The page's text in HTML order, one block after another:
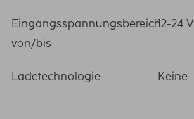
Eingangsspannungsbereich
von/bis
12-24 V
Ladetechnologie Keine